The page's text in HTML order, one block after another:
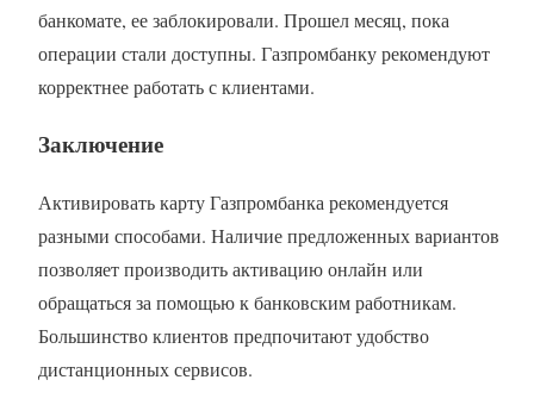
банкомате, ее заблокировали. Прошел месяц, пока
операции стали доступны. Газпромбанку рекомендуют
корректнее работать с клиентами.
Заключение
Активировать карту Газпромбанка рекомендуется
разными способами. Наличие предложенных вариантов
позволяет производить активацию онлайн или
обращаться за помощью к банковским работникам.
Большинство клиентов предпочитают удобство
дистанционных сервисов.